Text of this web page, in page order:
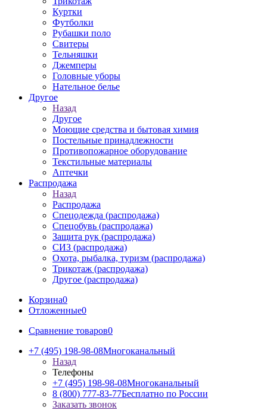
Куртки
Футболки
Рубашки поло
Свитеры
Тельняшки
Джемперы
Головные уборы
Нательное белье
Другое
Назад
Другое
Моющие средства и бытовая химия
Постельные принадлежности
Противопожарное оборудование
Текстильные материалы
Аптечки
Распродажа
Назад
Распродажа
Спецодежда (распродажа)
Спецобувь (распродажа)
Защита рук (распродажа)
СИЗ (распродажа)
Охота, рыбалка, туризм (распродажа)
Трикотаж (распродажа)
Другое (распродажа)
Корзина0
Отложенные0
Сравнение товаров0
+7 (495) 198-98-08Многоканальный
Назад
Телефоны
+7 (495) 198-98-08Многоканальный
8 (800) 777-83-77Бесплатно по России
Заказать звонок